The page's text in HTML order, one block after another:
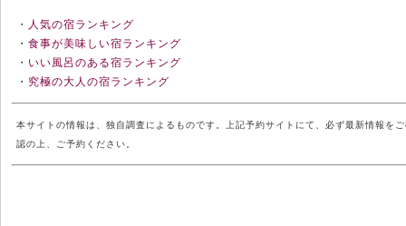
・
人気の宿ランキング
・ 食事が美味しい宿ランキング
・ いい風呂のある宿ランキング
・ 究極の大人の宿ランキング
本サイトの情報は、独自調査によるものです。上記予約サイトにて、必ず最新情報を
認の上、ご予約ください。